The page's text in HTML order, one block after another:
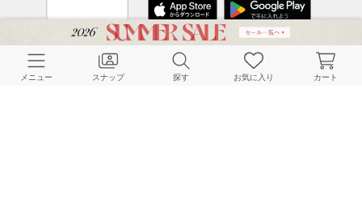
CUSTOMER SERVICE
メニュー スナップ 探す お気に入り カート